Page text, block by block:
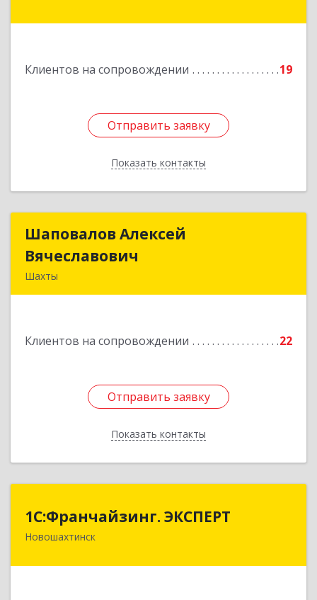
Клиентов на сопровождении 19
Отправить заявку
Показать контакты
Отправить заявку
Назад
Шаповалов Алексей
Вячеславович
Шахты
Клиентов на сопровождении 22
Отправить заявку
Показать контакты
Шаповалов Алексей
Отправить заявку
Назад
1С:Франчайзинг. ЭКСПЕРТ
Новошахтинск
1С:Франчайзинг. ЭКСПЕРТ
346901, Ростовская обл, Новошахтинск г,